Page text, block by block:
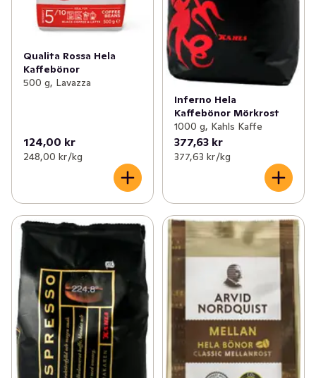
Qualita Rossa Hela
Kaffebönor
500 g, Lavazza
124,00 kr
248,00 kr /kg
Inferno Hela
Kaffebönor Mörkrost
1000 g, Kahls Kaffe
377,63 kr
377,63 kr /kg